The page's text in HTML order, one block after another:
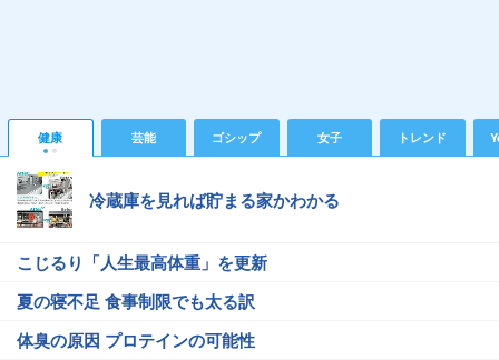
健康 芸能 ゴシップ 女子 トレンド
冷蔵庫を見れば貯まる家かわかる
こじるり「人生最高体重」を更新
夏の寝不足 食事制限でも太る訳
体臭の原因 プロテインの可能性